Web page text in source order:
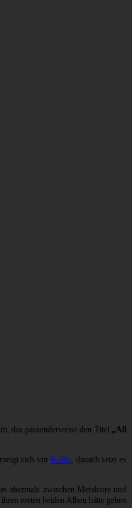
das passenderweise den Titel „All
sich vorKoRn, danach setzt es
abermals zwischen Metalcore und
ersten beiden Alben hätte gehen